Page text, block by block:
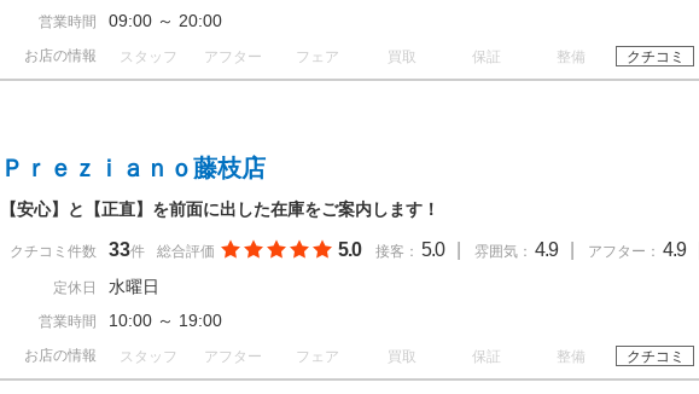
営業時間 09:00 ～ 20:00
お店の情報 スタッフ アフター フェア 買取 保証 整備 クチコミ
Ｐｒｅｚｉａｎｏ藤枝店
【安心】と【正直】を前面に出した在庫をご案内します！
クチコミ件数 33件 総合評価 5.0 接客： 5.0 雰囲気： 4.9 アフター： 4.9
定休日 水曜日
営業時間 10:00 ～ 19:00
お店の情報 スタッフ アフター フェア 買取 保証 整備 クチコミ